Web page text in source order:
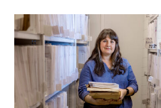
hemsida ska
prestera så bra
som möjligt
under ditt
besök. Om du
nekar de här
kakorna